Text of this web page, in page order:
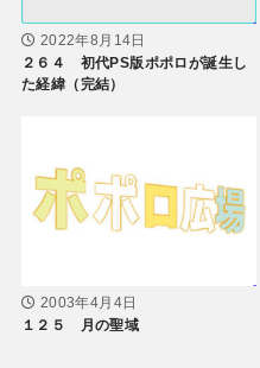
2022年8月14日
２６４ 初代PS版ポポロが誕生し
た経緯（完結）
2003年4月4日
１２５ 月の聖域